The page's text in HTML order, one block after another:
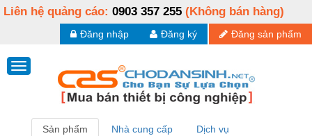
Liên hệ quảng cáo: 0903 357 255 (Không bán hàng)
Đăng sản phẩm
Đăng ký
Đăng nhập
Sản phẩm Nhà cung cấp Dịch vụ